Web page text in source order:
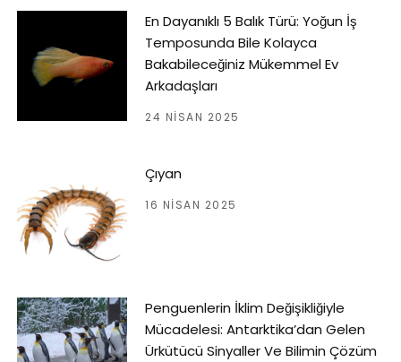
En Dayanıklı 5 Balık Türü: Yoğun İş
Temposunda Bile Kolayca
Bakabileceğiniz Mükemmel Ev
Arkadaşları
24 NISAN 2025
Çıyan
16 NISAN 2025
Penguenlerin İklim Değişikliğiyle
Mücadelesi: Antarktika’dan Gelen
Ürkütücü Sinyaller Ve Bilimin Çözüm